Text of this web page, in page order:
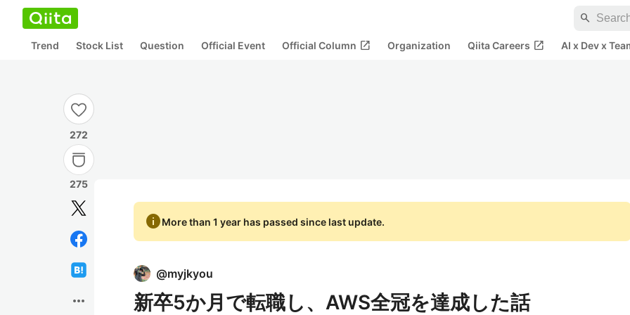
search
Trend Stock List Question Official Event Official Column open_in_new Organization Qiita Careers open_in_new AI x Dev x
272
275
more_horiz
infoMore than 1 year has passed since last update.
@myjkyou
新卒5か月で転職し、AWS全冠を達成した話